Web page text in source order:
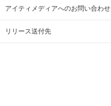
アイティメディアへのお問い合わせ
リリース送付先